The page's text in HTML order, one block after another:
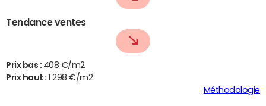
Tendance ventes
Prix bas : 408 €/m2
Prix haut :
1 298 €/m2
Méthodologie